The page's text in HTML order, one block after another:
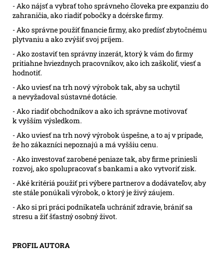
- Ako nájsť a vybrať toho správneho človeka pre expanziu do
zahraničia, ako riadiť pobočky a dcérske firmy.
- Ako správne použiť financie firmy, ako predísť zbytočnému
plytvaniu a ako zvýšiť svoj príjem.
- Ako zostaviť ten správny inzerát, ktorý k vám do firmy
pritiahne hviezdnych pracovníkov, ako ich zaškoliť, viesť a
hodnotiť.
- Ako uviesť na trh nový výrobok tak, aby sa uchytil
a nevyžadoval sústavné dotácie.
- Ako riadiť obchodníkov a ako ich správne motivovať
k vyšším výsledkom.
- Ako uviesť na trh nový výrobok úspešne, a to aj v prípade,
že ho zákazníci nepoznajú a má vyššiu cenu.
- Ako investovať zarobené peniaze tak, aby firme priniesli
rozvoj, ako spolupracovať s bankami a ako vytvoriť zisk.
- Aké kritériá použiť pri výbere partnerov a dodávateľov, aby
ste stále ponúkali výrobok, o ktorý je živý záujem.
- Ako si pri práci podnikateľa uchrániť zdravie, brániť sa
stresu a žiť šťastný osobný život.
PROFIL AUTORA